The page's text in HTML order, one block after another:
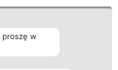
proszę w
Kontakt